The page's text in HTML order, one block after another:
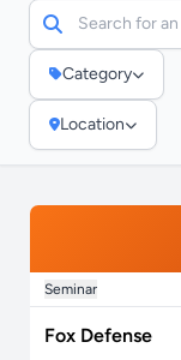
Category
Location
Seminar
Fox Defense